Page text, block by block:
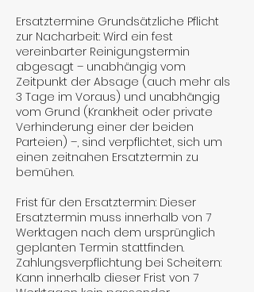
Ersatztermine Grundsätzliche Pflicht
zur Nacharbeit: Wird ein fest
vereinbarter Reinigungstermin
abgesagt – unabhängig vom
Zeitpunkt der Absage (auch mehr als
3 Tage im Voraus) und unabhängig
vom Grund (Krankheit oder private
Verhinderung einer der beiden
Parteien) –, sind verpflichtet, sich um
einen zeitnahen Ersatztermin zu
bemühen.
Frist für den Ersatztermin: Dieser
Ersatztermin muss innerhalb von 7
Werktagen nach dem ursprünglich
geplanten Termin stattfinden.
Zahlungsverpflichtung bei Scheitern:
Kann innerhalb dieser Frist von 7